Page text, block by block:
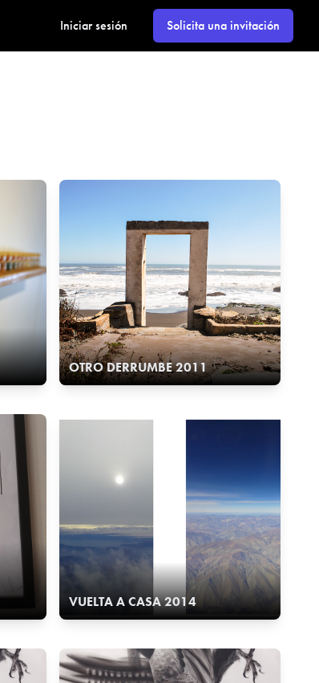
Iniciar sesión Solicita una invitación
OTRO DERRUMBE 2011
VUELTA A CASA 2014